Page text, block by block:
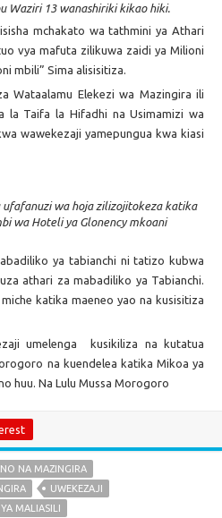
Waziri 13 wanashiriki kikao hiki.
mchakato wa tathmini ya Athari
vya mafuta zilikuwa zaidi ya Milioni
mbili” Sima alisisitiza.
Wataalamu Elekezi wa Mazingira ili
la Taifa la Hifadhi na Usimamizi wa
wawekezaji yamepungua kwa kiasi
ufafanuzi wa hoja zilizojitokeza katika
wa Hoteli ya Glonency mkoani
ya tabianchi ni tatizo kubwa
athari za mabadiliko ya Tabianchi.
katika maeneo yao na kusisitiza
umelenga kusikiliza na kutatua
na kuendelea katika Mikoa ya
huu. Na Lulu Mussa Morogoro
NA MAZINGIRA
UWEKEZAJI
MALIASILI